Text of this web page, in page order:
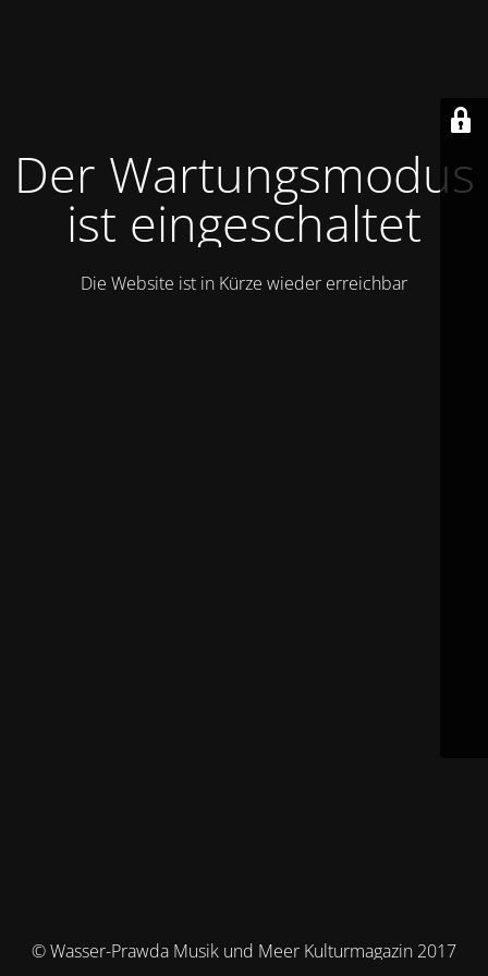
Der Wartungsmodus
ist eingeschaltet
Die Website ist in Kürze wieder erreichbar
© Wasser-Prawda Musik und Meer Kulturmagazin 2017